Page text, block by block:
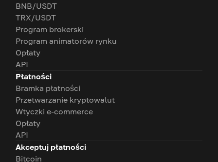
BNB/USDT
TRX/USDT
Program brokerski
Program animatorów rynku
Opłaty
API
Płatności
Bramka płatności
Przetwarzanie kryptowalut
Wtyczki e-commerce
Opłaty
API
Akceptuj płatności
Bitcoin